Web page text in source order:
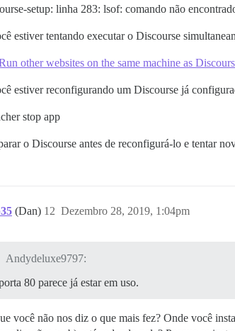
setup: linha 283: lsof: comando não
estiver tentando executar o Discourse
other websites on the same machine as
estiver reconfigurando um Discourse já
stop app
o Discourse antes de reconfigurá-lo e tentar
(Dan) Dezembro 28, 2019, 1:04pm
12
Andydeluxe9797:
80 parece já estar em uso.
você não nos diz o que mais fez? Onde você